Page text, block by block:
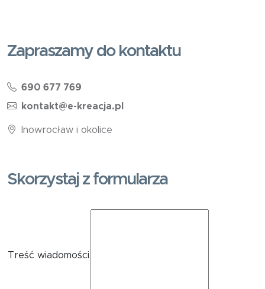
Zapraszamy do kontaktu
690 677 769
kontakt@e-kreacja.pl
Inowrocław i okolice
Skorzystaj z formularza
Treść wiadomości